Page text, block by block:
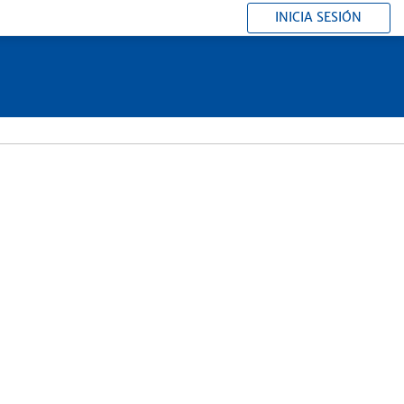
INICIA SESIÓN